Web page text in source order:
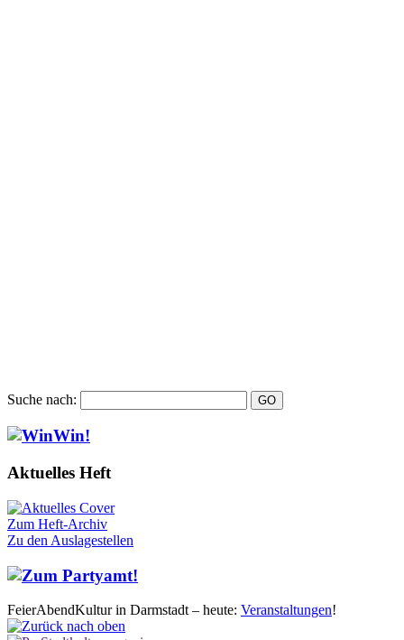
Suche nach:
Aktuelles Heft
Zum Heft-Archiv
Zu den Auslagestellen
FeierAbendKultur in Darmstadt – heute: Veranstaltungen!